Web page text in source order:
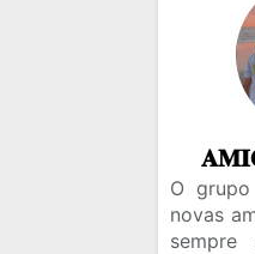
O
novas